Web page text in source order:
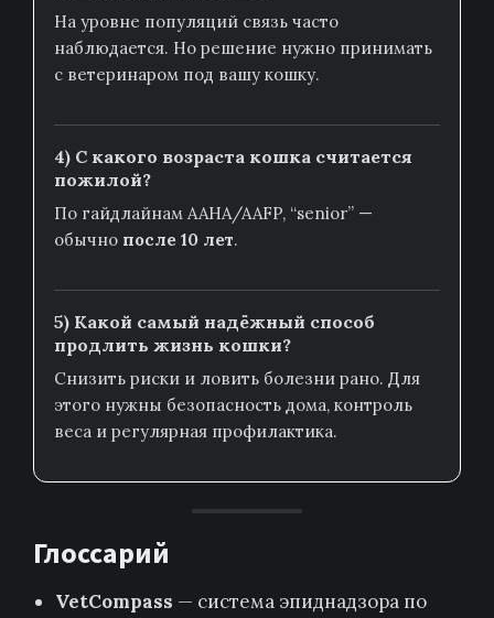
На уровне популяций связь часто
наблюдается. Но решение нужно принимать
с ветеринаром под вашу кошку.
4) С какого возраста кошка считается
пожилой?
По гайдлайнам AAHA/AAFP, “senior” —
обычно после 10 лет.
5) Какой самый надёжный способ
продлить жизнь кошки?
Снизить риски и ловить болезни рано. Для
этого нужны безопасность дома, контроль
веса и регулярная профилактика.
Глоссарий
VetCompass — система эпиднадзора по